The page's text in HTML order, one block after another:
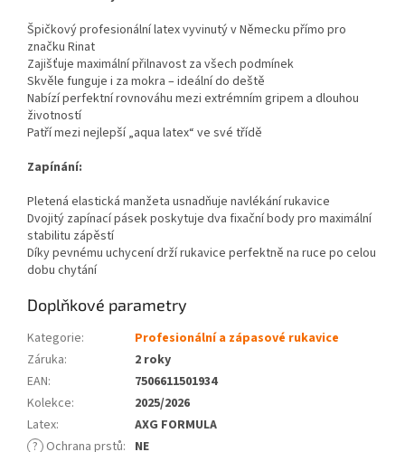
Špičkový profesionální latex vyvinutý v Německu přímo pro
značku Rinat
Zajišťuje maximální přilnavost za všech podmínek
Skvěle funguje i za mokra – ideální do deště
Nabízí perfektní rovnováhu mezi extrémním gripem a dlouhou
životností
Patří mezi nejlepší „aqua latex“ ve své třídě
Zapínání:
Pletená elastická manžeta usnadňuje navlékání rukavice
Dvojitý zapínací pásek poskytuje dva fixační body pro maximální
stabilitu zápěstí
Díky pevnému uchycení drží rukavice perfektně na ruce po celou
dobu chytání
Doplňkové parametry
Kategorie:
Profesionální a zápasové rukavice
Záruka:
2 roky
EAN:
7506611501934
Kolekce:
2025/2026
Latex:
AXG FORMULA
? Ochrana prstů: NE